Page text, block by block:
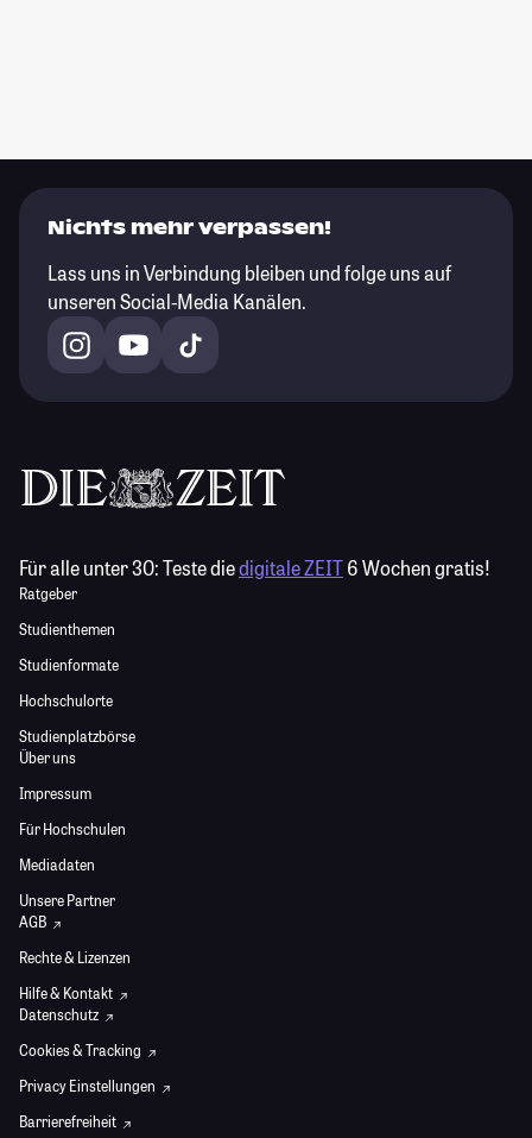
Nichts mehr verpassen!
Lass uns in Verbindung bleiben und folge uns auf
unseren Social-Media Kanälen.
Für alle unter 30:Teste diedigitale ZEIT6 Wochen gratis!
Ratgeber
Studienthemen
Studienformate
Hochschulorte
Studienplatzbörse
Über uns
Impressum
Für Hochschulen
Mediadaten
Unsere Partner
AGB
Rechte & Lizenzen
Hilfe & Kontakt
Datenschutz
Cookies & Tracking
Privacy Einstellungen
Barrierefreiheit